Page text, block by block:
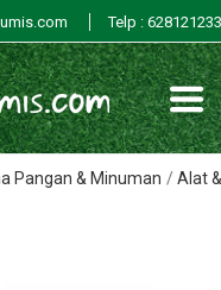
Telp :
Pangan & Minuman Alat